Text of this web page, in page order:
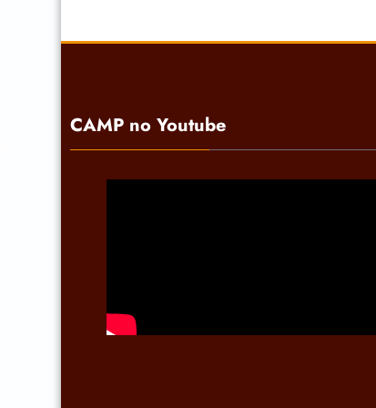
CAMP no Youtube